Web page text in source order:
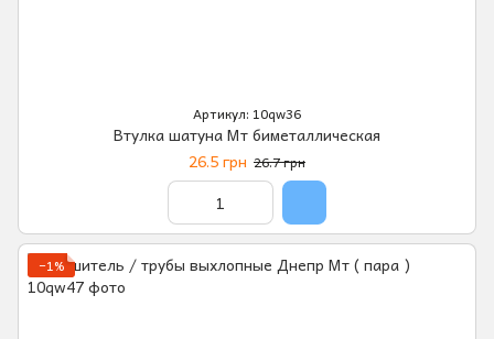
Артикул: 10qw36
Втулка шатуна Мт биметаллическая
26.5 грн 26.7 грн
−1%